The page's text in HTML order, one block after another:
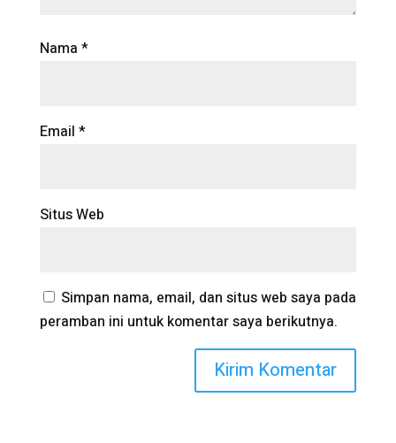
Nama *
Email *
Situs Web
Simpan nama, email, dan situs web saya pada
peramban ini untuk komentar saya berikutnya.